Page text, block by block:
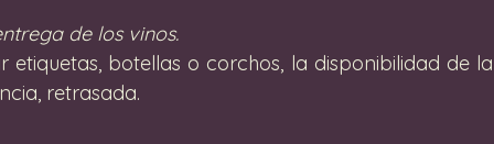
de los vinos.
botellas o corchos, la disponibilidad de la
retrasada.